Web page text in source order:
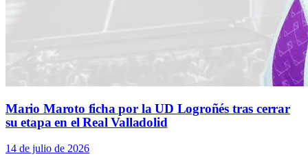
Mario Maroto ficha por la UD Logroñés tras cerrar
su etapa en el Real Valladolid
14 de julio de 2026